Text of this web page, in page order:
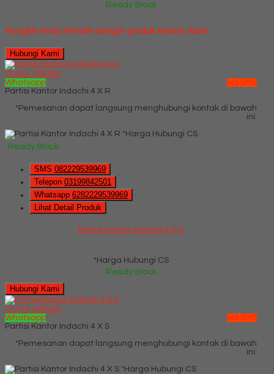
Ready Stock
Mungkin Anda tertarik dengan produk terbaru kami
Hubungi Kami
QUICK ORDER
Whatsapp
via SMS
Partisi Kantor Indachi 4 X R
*Pemesanan dapat langsung menghubungi kontak di bawah
ini:
*Harga Hubungi CS
Ready Stock
SMS 082229539969
Telepon 03199842501
Whatsapp 6282229539969
Lihat Detail Produk
Partisi Kantor Indachi 4 X R
*Harga Hubungi CS
Ready Stock
Hubungi Kami
QUICK ORDER
Whatsapp
via SMS
Partisi Kantor Indachi 4 X S
*Pemesanan dapat langsung menghubungi kontak di bawah
ini:
*Harga Hubungi CS